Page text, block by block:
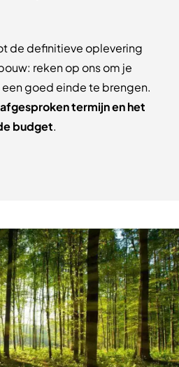
de definitieve oplevering
reken op ons om je
goed einde te brengen.
termijn en het
budget.